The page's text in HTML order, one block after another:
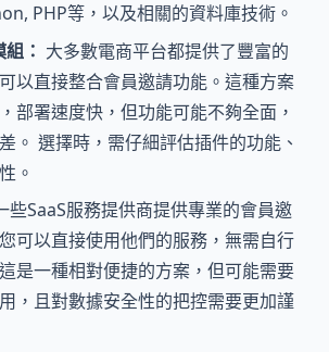
PHP等，以及相關的資料庫技術。
： 大多數電商平台都提供了豐富的
以直接整合會員邀請功能。這種方案
部署速度快，但功能可能不夠全面，
。 選擇時，需仔細評估插件的功能、
。
些SaaS服務提供商提供專業的會員邀
可以直接使用他們的服務，無需自行
是一種相對便捷的方案，但可能需要
，且對數據安全性的把控需要更加謹